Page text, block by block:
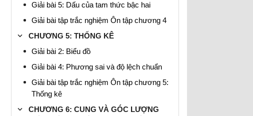
Giải bài 5: Dấu của tam thức bậc hai
Giải bài tập trắc nghiệm Ôn tập chương 4
CHƯƠNG 5: THỐNG KÊ
Giải bài 2: Biểu đồ
Giải bài 4: Phương sai và độ lệch chuẩn
Giải bài tập trắc nghiệm Ôn tập chương 5:
Thống kê
CHƯƠNG 6: CUNG VÀ GÓC LƯỢNG